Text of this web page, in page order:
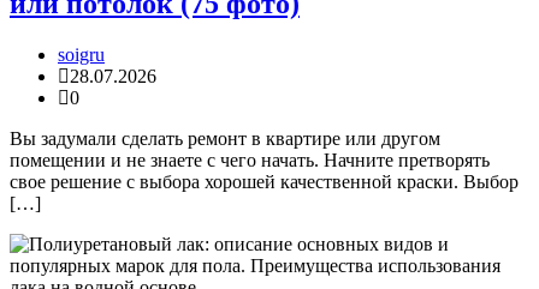
soigru
28.07.2026
0
Вы задумали сделать ремонт в квартире или другом
помещении и не знаете с чего начать. Начните претворять
свое решение с выбора хорошей качественной краски. Выбор
[…]